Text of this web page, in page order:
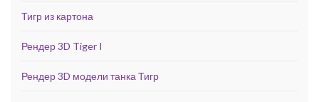
Тигр из картона
Рендер 3D Tiger I
Рендер 3D модели танка Тигр